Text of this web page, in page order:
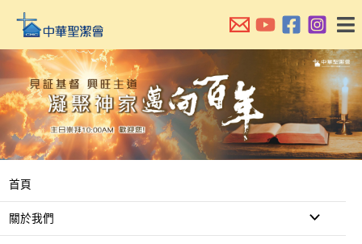
主
內
容
首頁
關於我們